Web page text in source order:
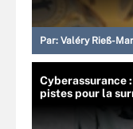
Par: Valéry Rieß-
Cyberassurance
pistes pour la